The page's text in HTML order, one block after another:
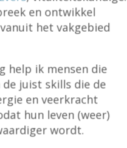
en ontwikkel
het vakgebied
help ik mensen die
juist skills die de
en veerkracht
hun leven (weer)
wordt.